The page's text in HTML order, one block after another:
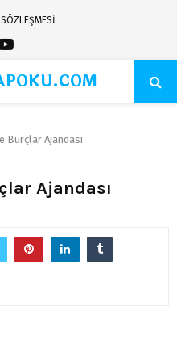
Youtube
Burçlar Ajandası
Ajandası